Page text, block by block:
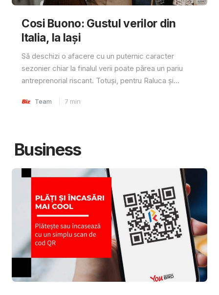
Cosi Buono: Gustul verilor din
Italia, la Iași
Să deschizi o afacere cu un puternic caracter
sezonier chiar la finalul verii poate părea un pariu
antreprenorial riscant. Totuși, pentru Raluca și...
Team 7 min
Business